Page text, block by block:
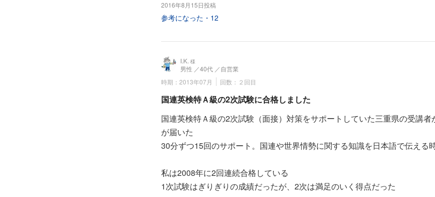
山中先生と出会えて本当に幸運でした。
やる気と希望をたくさん与えていただきました。
もちろん、実力不足のところも十分自覚しております。
次なる課題も目標も示していただき更にやる気に燃えてきました。
「英検一級」に見合うだけの本当の実力をつけていきたいと思います。
これからもお世話になります。どうぞよろしくお願いいたします！
本当にありがとうございました。
まずは報告まで。
英検1級の面接の対策の時もそうですが、山中先生が自信の無い僕の背中を
今回合格できた秘訣ではないかなと思っています。
一応、目指していた英語試験に一通り（英検1級、通訳案内士、国連英検特
ができたので、しばらくはちょっとゆっくり過ごしたいです。
あと英語力維持のために現在TOEIC985点なのですが、いつか満点に挑戦し
ます。
またお世話になる機会があれば、ご連絡します。
2016年8月15日投稿
参考になった・ 12
I.K. 様
男性 ／40代 ／自営業
時期：2013年07月
回数：２回目
国連英検特Ａ級の2次試験に合格しました
国連英検特Ａ級の2次試験（面接）対策をサポートしていた三重県の受講
が届いた
30分ずつ15回のサポート。国連や世界情勢に関する知識を日本語で伝える
私は2008年に2回連続合格している
1次試験はぎりぎりの成績だったが、2次は満足のいく得点だった